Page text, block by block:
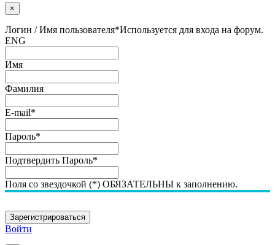
×
Логин / Имя пользователя*Используется для входа на форум.
ENG
Имя
Фамилия
E-mail*
Пароль*
Подтвердить Пароль*
Поля со звездочкой (*) ОБЯЗАТЕЛЬНЫ к заполнению.
Войти